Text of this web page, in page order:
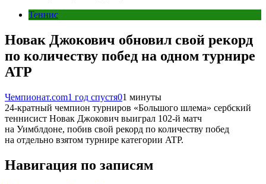
Теннис
Новак Джокович обновил свой рекорд
по количеству побед на одном турнире
ATP
Чемпионат.com1 год спустя01 минуты
24-кратный чемпион турниров «Большого шлема» сербский
теннисист Новак Джокович выиграл 102-й матч
на Уимблдоне, побив свой рекорд по количеству побед
на отдельно взятом турнире категории ATP.
Навигация по записям